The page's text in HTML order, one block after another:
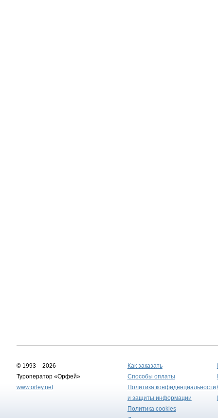
© 1993 – 2026
Туроператор «Орфей»
www.orfey.net
Как заказать
Способы оплаты
Политика конфиденциальности
и защиты информации
Политика cookies